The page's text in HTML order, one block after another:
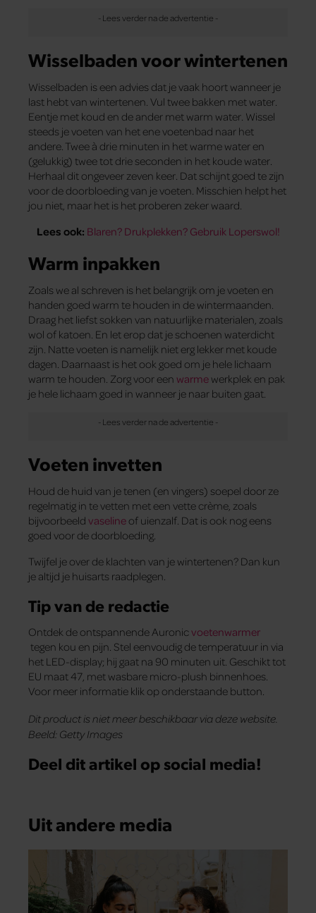
Wisselbaden voor wintertenen
Wisselbaden is een advies dat je vaak hoort wanneer je
last hebt van wintertenen. Vul twee bakken met water.
Eentje met koud en de ander met warm water. Wissel
steeds je voeten van het ene voetenbad naar het
andere. Twee à drie minuten in het warme water en
(gelukkig) twee tot drie seconden in het koude water.
Herhaal dit ongeveer zeven keer. Dat schijnt goed te zijn
voor de doorbloeding van je voeten. Misschien helpt het
jou niet, maar het is het proberen zeker waard.
Lees ook: Blaren? Drukplekken? Gebruik Loperswol!
Warm inpakken
Zoals we al schreven is het belangrijk om je voeten en
handen goed warm te houden in de wintermaanden.
Draag het liefst sokken van natuurlijke materialen, zoals
wol of katoen. En let erop dat je schoenen waterdicht
zijn. Natte voeten is namelijk niet erg lekker met koude
dagen. Daarnaast is het ook goed om je hele lichaam
warm te houden. Zorg voor een warme werkplek en pak
je hele lichaam goed in wanneer je naar buiten gaat.
Voeten invetten
Houd de huid van je tenen (en vingers) soepel door ze
regelmatig in te vetten met een vette crème, zoals
bijvoorbeeld vaseline of uienzalf. Dat is ook nog eens
goed voor de doorbloeding.
Twijfel je over de klachten van je wintertenen? Dan kun
je altijd je huisarts raadplegen.
Tip van de redactie
Ontdek de ontspannende Auronicvoetenwarmer
tegen kou en pijn. Stel eenvoudig de temperatuur in via
het LED-display; hij gaat na 90 minuten uit. Geschikt tot
EU maat 47, met wasbare micro-plush binnenhoes.
Voor meer informatie klik op onderstaande button.
Dit product is niet meer beschikbaar via deze website.
Beeld: Getty Images
Deel dit artikel op social media!
Uit andere media